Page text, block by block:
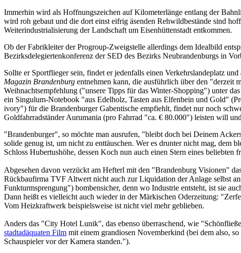
Immerhin wird als Hoffnungszeichen auf Kilometerlänge entlang der
wird roh gebaut und die dort einst eifrig äsenden Rehwildbestände sind
Weiterindustrialisierung der Landschaft um Eisenhüttenstadt entkommen.
Ob der Fabrikleiter der Progroup-Zweigstelle allerdings dem Idealbild
Bezirksdelegiertenkonferenz der SED des Bezirks Neubrandenburgs in
Sollte er Sportflieger sein, findet er jedenfalls einen Verkehrslandeplatz
Magazin Brandenburg entnehmen kann, die ausführlich über den "derzeit
Weihnachtsempfehlung ("unsere Tipps für das Winter-Shopping") unter
ein Singulum-Notebook "aus Edelholz, Tasten aus Elfenbein und Gold"
ivory") für die Brandenburger Gabentische empfiehlt, findet nur noch
Goldfahrradständer Aurumania (pro Fahrrad "ca. € 80.000") leisten will
"Brandenburger", so möchte man ausrufen, "bleibt doch bei Deinem
solide genug ist, um nicht zu enttäuschen. Wer es drunter nicht mag,
Schloss Hubertushöhe, dessen Koch nun auch einen Stern eines beliebten
Abgesehen davon verzückt am Hefterl mit den "Brandenburg Visionen"
Rückbaufirma TVF Altwert nicht auch zur Liquidation der Anlage selbst
Funkturmsprengung") bombensicher, denn wo Industrie entsteht, ist sie
Dann heißt es vielleicht auch wieder in der Märkischen Oderzeitung:
Vom Heizkraftwerk beispielsweise ist nicht viel mehr geblieben.
Anders das "City Hotel Lunik", das ebenso überraschend, wie
stadtadäquaten Film mit einem grandiosen Novemberkind (bei dem also, so
Schauspieler vor der Kamera standen.").